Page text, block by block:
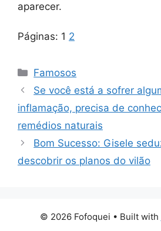
aparecer.
Páginas: 1 2
Categorias
Famosos
Se você está a sofrer
inflamação, precisa de
remédios naturais
Bom Sucesso: Gisele
descobrir os planos do vilão
© 2026 Fofoquei • Built with